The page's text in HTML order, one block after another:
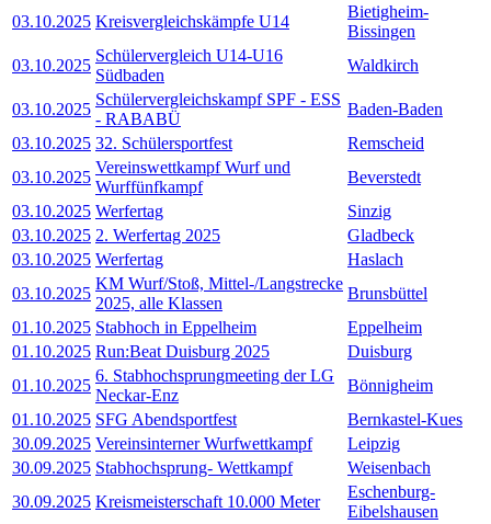
03.10.2025 Kreisvergleichskämpfe U14
Bietigheim-
Bissingen
03.10.2025
Schülervergleich U14-U16
Südbaden
Waldkirch
03.10.2025
Schülervergleichskampf SPF - ESS
- RABABÜ
Baden-Baden
03.10.2025 32. Schülersportfest
Remscheid
03.10.2025
Vereinswettkampf Wurf und
Wurffünfkampf
Beverstedt
03.10.2025 Werfertag
Sinzig
03.10.2025 2. Werfertag 2025
Gladbeck
03.10.2025 Werfertag
Haslach
03.10.2025
KM Wurf/Stoß, Mittel-/Langstrecke
2025, alle Klassen
Brunsbüttel
01.10.2025 Stabhoch in Eppelheim
Eppelheim
01.10.2025 Run:Beat Duisburg 2025
Duisburg
01.10.2025
6. Stabhochsprungmeeting der LG
Neckar-Enz
Bönnigheim
01.10.2025 SFG Abendsportfest
Bernkastel-Kues
30.09.2025 Vereinsinterner Wurfwettkampf
Leipzig
30.09.2025 Stabhochsprung- Wettkampf
Weisenbach
30.09.2025 Kreismeisterschaft 10.000 Meter
Eschenburg-
Eibelshausen